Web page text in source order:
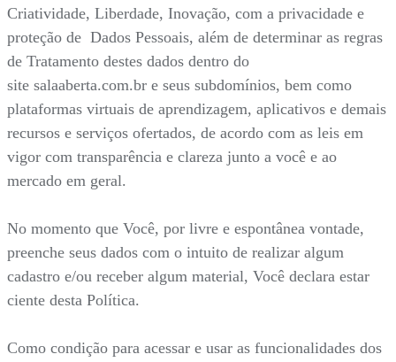
Criatividade, Liberdade, Inovação, com a privacidade e
proteção de Dados Pessoais, além de determinar as regras
de Tratamento destes dados dentro do
site salaaberta.com.br e seus subdomínios, bem como
plataformas virtuais de aprendizagem, aplicativos e demais
recursos e serviços ofertados, de acordo com as leis em
vigor com transparência e clareza junto a você e ao
mercado em geral.
No momento que Você, por livre e espontânea vontade,
preenche seus dados com o intuito de realizar algum
cadastro e/ou receber algum material, Você declara estar
ciente desta Política.
Como condição para acessar e usar as funcionalidades dos